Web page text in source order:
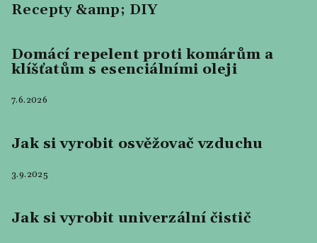
Recepty &amp; DIY
Domácí repelent proti komárům a
klíšťatům s esenciálními oleji
7.6.2026
Jak si vyrobit osvěžovač vzduchu
3.9.2025
Jak si vyrobit univerzální čistič